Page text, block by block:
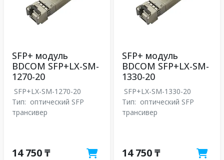
SFP+ модуль
BDCOM SFP+LX-SM-
1270-20
SFP+LX-SM-1270-20
Тип: оптический SFP
трансивер
14 750 ₸
SFP+ модуль
BDCOM SFP+LX-SM-
1330-20
SFP+LX-SM-1330-20
Тип: оптический SFP
трансивер
14 750 ₸